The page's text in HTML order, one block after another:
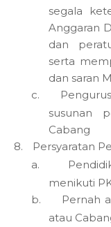
segala
Anggaran
dan
serta
dan saran
c.
susunan
Cabang
8.
Persyaratan
a.
menikuti
b.
Pernah
atau